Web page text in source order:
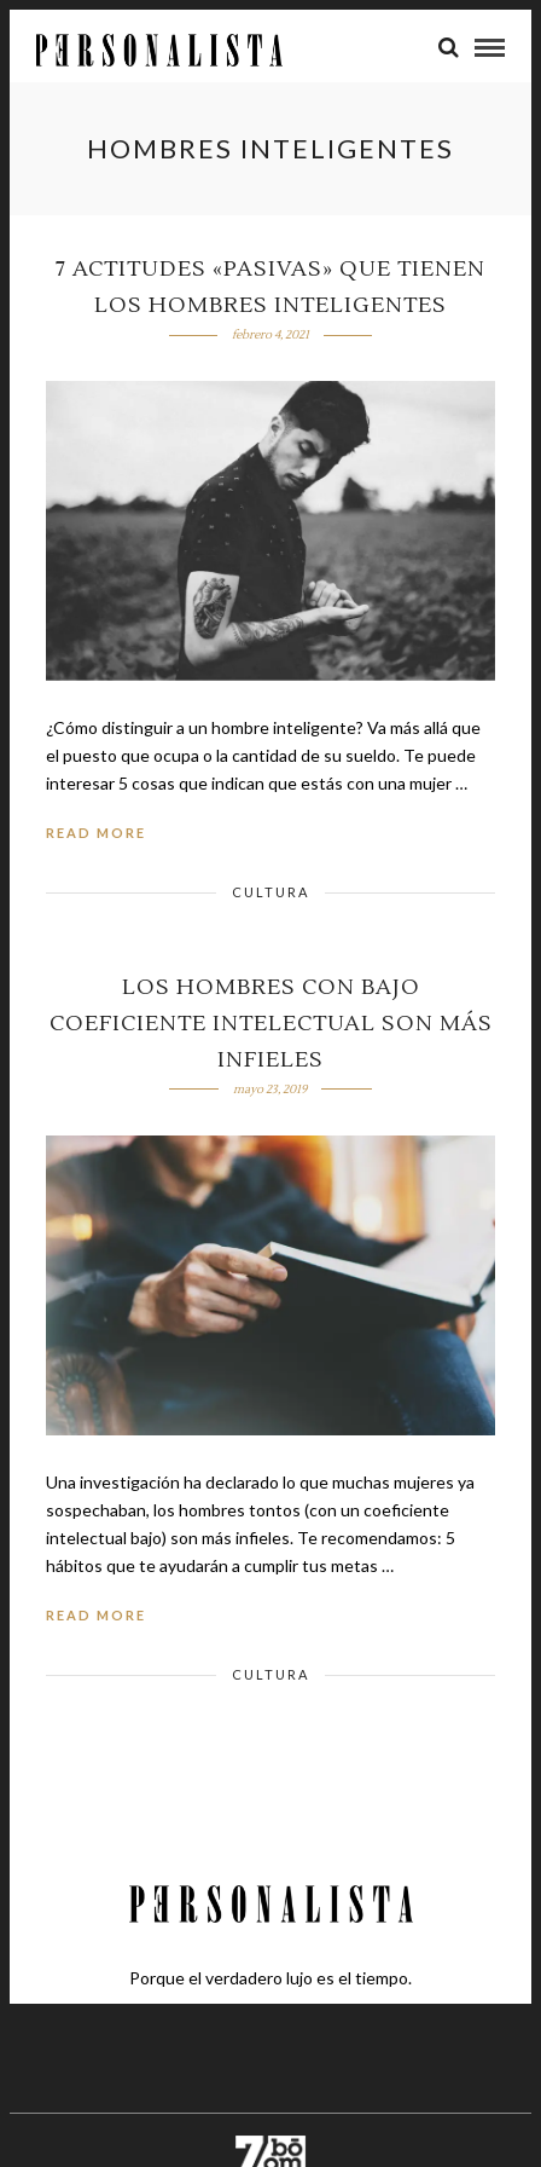
HOMBRES INTELIGENTES
7 ACTITUDES «PASIVAS» QUE TIENEN
LOS HOMBRES INTELIGENTES
febrero 4, 2021
¿Cómo distinguir a un hombre inteligente? Va más allá que
el puesto que ocupa o la cantidad de su sueldo. Te puede
interesar 5 cosas que indican que estás con una mujer …
READ MORE
CULTURA
LOS HOMBRES CON BAJO
COEFICIENTE INTELECTUAL SON MÁS
INFIELES
mayo 23, 2019
Una investigación ha declarado lo que muchas mujeres ya
sospechaban, los hombres tontos (con un coeficiente
intelectual bajo) son más infieles. Te recomendamos: 5
hábitos que te ayudarán a cumplir tus metas …
READ MORE
CULTURA
Porque el verdadero lujo es el tiempo.